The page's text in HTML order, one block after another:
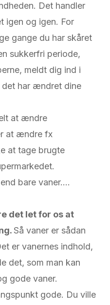
Det handler
igen og igen. For
gange du har skåret
sukkerfri periode,
meldt dig ind i
det har ændret dine
at ændre
at ændre fx
at tage brugte
bare vaner….
det let for os at
Så vaner er sådan
er vanernes indhold,
det, som man kan
gode vaner.
gode. Du ville